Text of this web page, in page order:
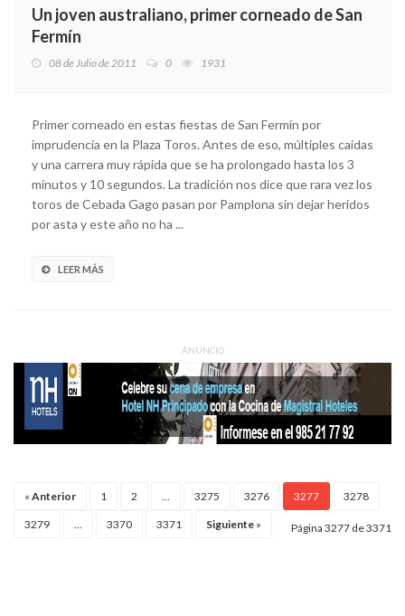
Un joven australiano, primer corneado de San
Fermín
08 de Julio de 2011 0 1931
Primer corneado en estas fiestas de San Fermín por
imprudencia en la Plaza Toros. Antes de eso, múltiples caídas
y una carrera muy rápida que se ha prolongado hasta los 3
minutos y 10 segundos. La tradición nos dice que rara vez los
toros de Cebada Gago pasan por Pamplona sin dejar heridos
por asta y este año no ha ...
LEER MÁS
ANUNCIO
« Anterior 1 2 3275 3276 3277 3278
3279 3370 3371 Siguiente » Página 3277 de 3371